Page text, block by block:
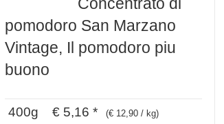
pomodoro San Marzano
Vintage, Il pomodoro piu
buono
400g € 5,16 * (€ 12,90 / kg)